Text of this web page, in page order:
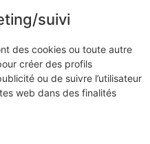
suivi
des cookies ou toute autre
créer des profils
ou de suivre l’utilisateur
web dans des finalités